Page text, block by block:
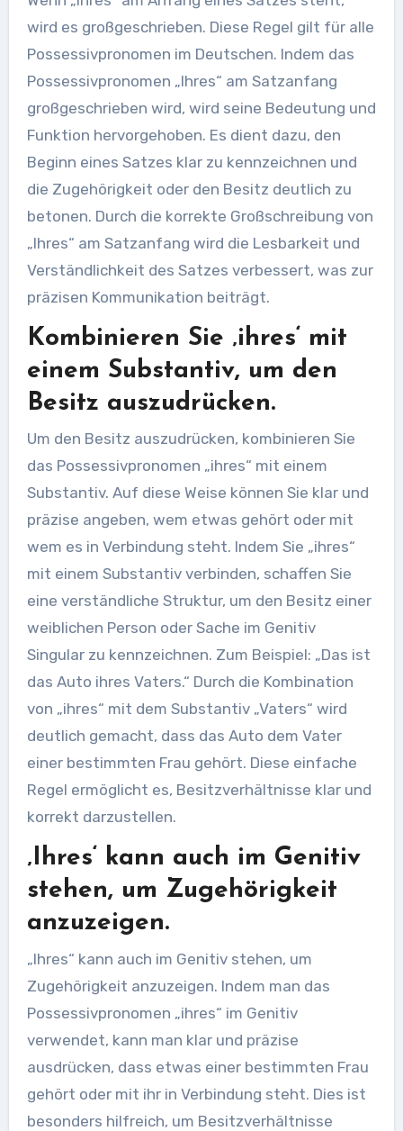
wird es großgeschrieben. Diese Regel gilt für alle
Possessivpronomen im Deutschen. Indem das
Possessivpronomen „Ihres“ am Satzanfang
großgeschrieben wird, wird seine Bedeutung und
Funktion hervorgehoben. Es dient dazu, den
Beginn eines Satzes klar zu kennzeichnen und
die Zugehörigkeit oder den Besitz deutlich zu
betonen. Durch die korrekte Großschreibung von
„Ihres“ am Satzanfang wird die Lesbarkeit und
Verständlichkeit des Satzes verbessert, was zur
präzisen Kommunikation beiträgt.
Kombinieren Sie ‚ihres‘ mit
einem Substantiv, um den
Besitz auszudrücken.
Um den Besitz auszudrücken, kombinieren Sie
das Possessivpronomen „ihres“ mit einem
Substantiv. Auf diese Weise können Sie klar und
präzise angeben, wem etwas gehört oder mit
wem es in Verbindung steht. Indem Sie „ihres“
mit einem Substantiv verbinden, schaffen Sie
eine verständliche Struktur, um den Besitz einer
weiblichen Person oder Sache im Genitiv
Singular zu kennzeichnen. Zum Beispiel: „Das ist
das Auto ihres Vaters.“ Durch die Kombination
von „ihres“ mit dem Substantiv „Vaters“ wird
deutlich gemacht, dass das Auto dem Vater
einer bestimmten Frau gehört. Diese einfache
Regel ermöglicht es, Besitzverhältnisse klar und
korrekt darzustellen.
‚Ihres‘ kann auch im Genitiv
stehen, um Zugehörigkeit
anzuzeigen.
„Ihres“ kann auch im Genitiv stehen, um
Zugehörigkeit anzuzeigen. Indem man das
Possessivpronomen „ihres“ im Genitiv
verwendet, kann man klar und präzise
ausdrücken, dass etwas einer bestimmten Frau
gehört oder mit ihr in Verbindung steht. Dies ist
besonders hilfreich, um Besitzverhältnisse